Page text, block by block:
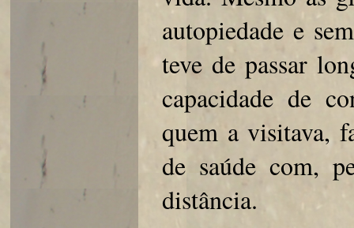
autopiedade e
teve de passar
capacidade de
quem a visitava,
de saúde com,
distância.